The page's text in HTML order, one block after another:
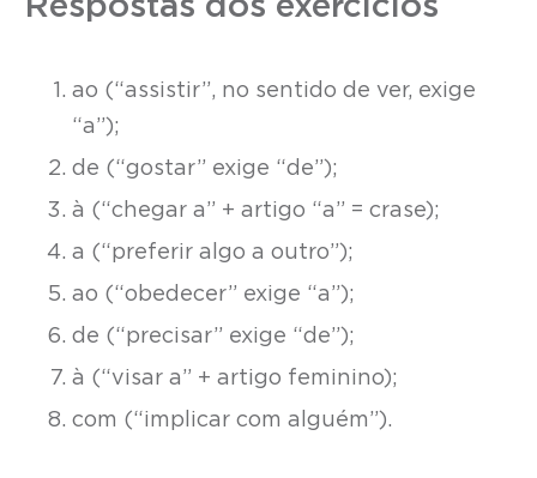
Respostas dos exercícios
ao (“assistir”, no sentido de ver, exige
“a”);
de (“gostar” exige “de”);
à (“chegar a” + artigo “a” = crase);
a (“preferir algo a outro”);
ao (“obedecer” exige “a”);
de (“precisar” exige “de”);
à (“visar a” + artigo feminino);
com (“implicar com alguém”).